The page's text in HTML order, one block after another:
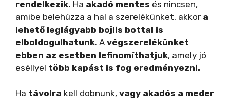
rendelkezik. Ha akadó mentes és nincsen,
amibe belehúzza a hal a szerelékünket, akkor a
lehető leglágyabb bojlis bottal is
elboldogulhatunk. A végszerelékünket
ebben az esetben lefinomíthatjuk, amely jó
eséllyel több kapást is fog eredményezni.
Ha távolra kell dobnunk, vagy akadós a meder